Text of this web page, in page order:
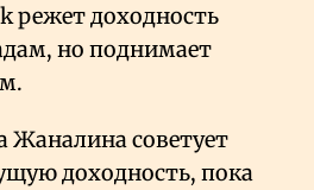
режет доходность
но поднимает
Жаналина советует
доходность, пока